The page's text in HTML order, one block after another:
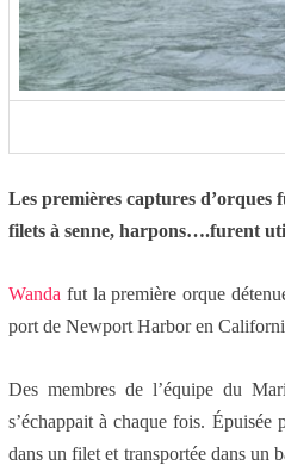
Les premières captures d’orques
filets à senne, harpons….furent
Wanda fut la première orque
port de Newport Harbor en
Des membres de l’équipe du
s’échappait à chaque fois.
dans un filet et transportée dans un